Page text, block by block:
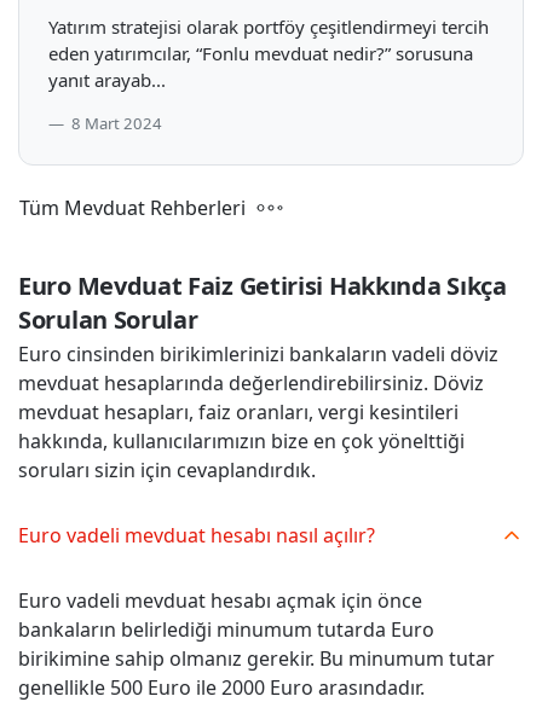
Yatırım stratejisi olarak portföy çeşitlendirmeyi tercih
eden yatırımcılar, “Fonlu mevduat nedir?” sorusuna
yanıt arayab...
8 Mart 2024
Tüm Mevduat Rehberleri
Euro Mevduat Faiz Getirisi Hakkında Sıkça
Sorulan Sorular
Euro cinsinden birikimlerinizi bankaların vadeli döviz
mevduat hesaplarında değerlendirebilirsiniz. Döviz
mevduat hesapları, faiz oranları, vergi kesintileri
hakkında, kullanıcılarımızın bize en çok yönelttiği
soruları sizin için cevaplandırdık.
Euro vadeli mevduat hesabı nasıl açılır?
Euro vadeli mevduat hesabı açmak için önce
bankaların belirlediği minumum tutarda Euro
birikimine sahip olmanız gerekir. Bu minumum tutar
genellikle 500 Euro ile 2000 Euro arasındadır.